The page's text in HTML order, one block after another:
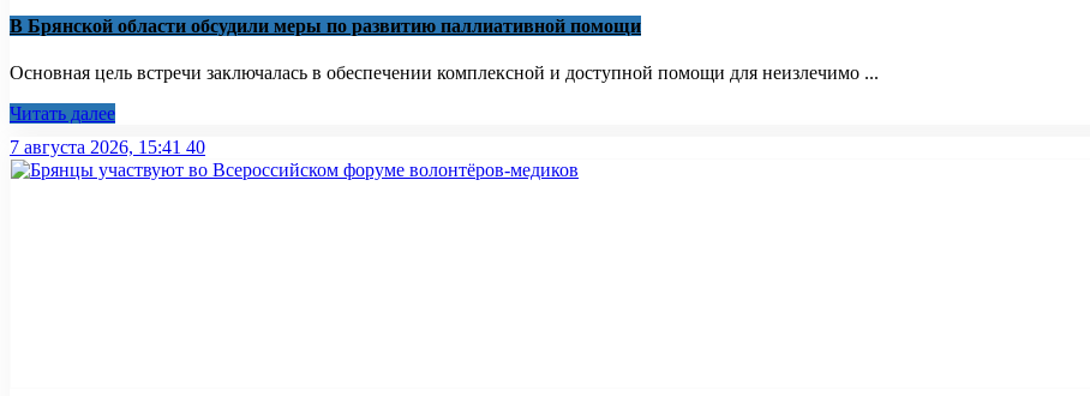
В Брянской области обсудили меры по развитию паллиативной помощи
Основная цель встречи заключалась в обеспечении комплексной и доступной помощи для неизлечимо ...
Читать далее
7 августа 2026, 15:41 40